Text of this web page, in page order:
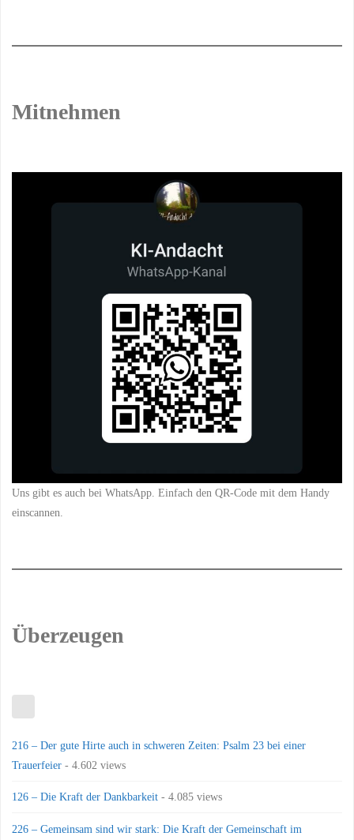
Mitnehmen
Uns gibt es auch bei WhatsApp. Einfach den QR-Code mit dem Handy
einscannen.
Überzeugen
216 – Der gute Hirte auch in schweren Zeiten: Psalm 23 bei einer
Trauerfeier - 4.602 views
126 – Die Kraft der Dankbarkeit - 4.085 views
226 – Gemeinsam sind wir stark: Die Kraft der Gemeinschaft im